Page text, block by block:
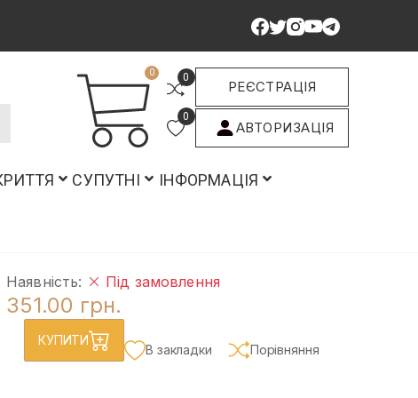
0 0
0
РЕЄСТРАЦІЯ
АВТОРИЗАЦІЯ
СУПУТНІ ІНФОРМАЦІЯ
Наявність: Під замовлення
351.00 грн.
КУПИТИ
В закладки Порівняння